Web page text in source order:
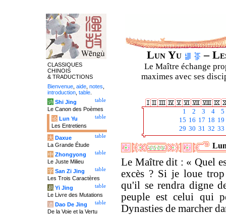
Lun Yu –
Le Maître échange
maximes avec ses
1 2 3 4
5
15 16 17 18 19
29 30 31 32 33
Le Maître dit : « Quel
excès ? Si je loue
qu'il se rendra digne
peuple est celui qui
Dynasties de marcher
CLASSIQUES
CHINOIS
& TRADUCTIONS
Bienvenue aide notes
introduction table
table
诗 Shi Jing
Le Canon des Poèmes
table
论 Lun Yu
Les Entretiens
table
大 Daxue
La Grande Étude
table
中 Zhongyong
Le Juste Milieu
table
字 San Zi Jing
Les Trois Caractères
table
易 Yi Jing
Le Livre des Mutations
table
道 Dao De Jing
De la Voie et la Vertu